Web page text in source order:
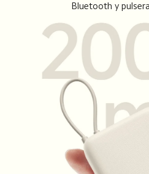
Bluetooth y